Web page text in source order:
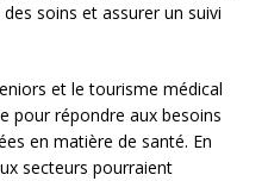
soins et assurer un suivi
et le tourisme médical
pour répondre aux besoins
en matière de santé. En
secteurs pourraient